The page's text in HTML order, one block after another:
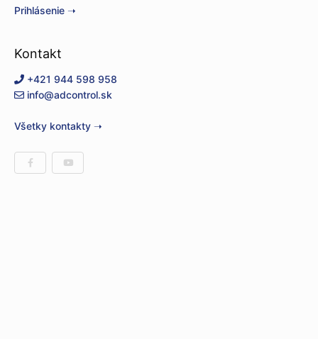
Prihlásenie ➝
Kontakt
+421 944 598 958
info@adcontrol.sk
Všetky kontakty ➝